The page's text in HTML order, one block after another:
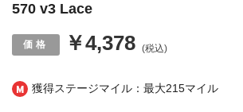
獲得ステージマイル：最大215マイル
570 v3 Lace
￥4,378 (税込)